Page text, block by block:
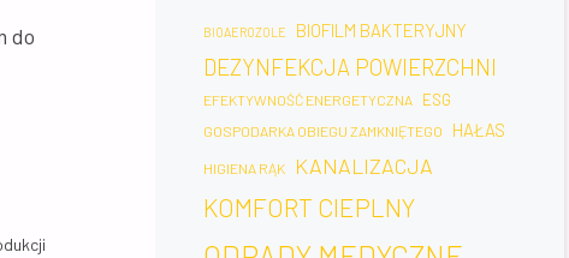
do
BIOAEROZOLE BIOFILM BAKTERYJNY
DEZYNFEKCJA POWIERZCHNI
EFEKTYWNOŚĆ ENERGETYCZNA ESG
GOSPODARKA OBIEGU ZAMKNIĘTEGO HAŁAS
HIGIENA RĄK KANALIZACJA
KOMFORT CIEPLNY